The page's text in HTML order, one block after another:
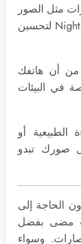
مثل الصور
الحية Live Photos أو وضع الليل Night Mode لتحسين
من أن هاتفك
في البيئات
الطبيعية أو
صورك تبدو
الحاجة إلى
مضى بفضل
وسواء